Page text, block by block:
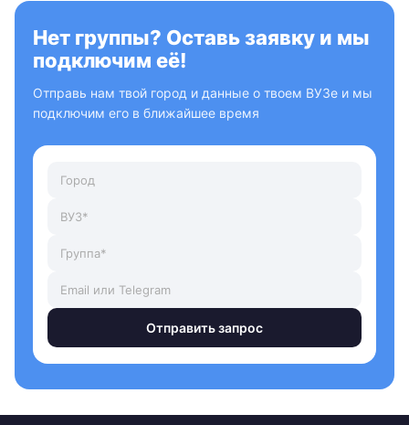
Нет группы? Оставь заявку и мы
подключим её!
Отправь нам твой город и данные о твоем ВУЗе и мы
подключим его в ближайшее время
Отправить запрос